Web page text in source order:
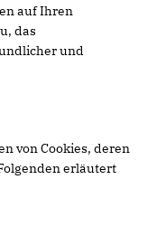
auf Ihren
das
und
von Cookies, deren
erläutert